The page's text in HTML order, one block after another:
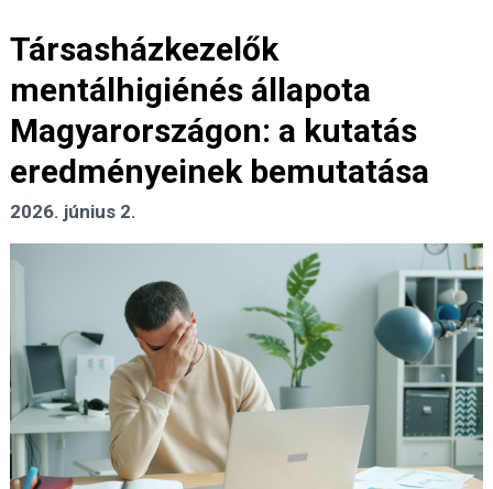
Társasházkezelők
mentálhigiénés állapota
Magyarországon: a kutatás
eredményeinek bemutatása
2026. június 2.